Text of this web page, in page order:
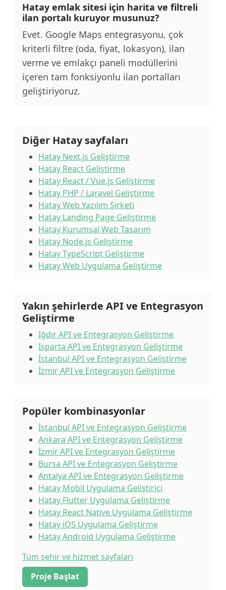
Hatay emlak sitesi için harita ve filtreli
ilan portalı kuruyor musunuz?
Evet. Google Maps entegrasyonu, çok
kriterli filtre (oda, fiyat, lokasyon), ilan
verme ve emlakçı paneli modüllerini
içeren tam fonksiyonlu ilan portalları
geliştiriyoruz.
Diğer Hatay sayfaları
Hatay Next.js Geliştirme
Hatay React Geliştirme
Hatay React / Vue.js Geliştirme
Hatay PHP / Laravel Geliştirme
Hatay Web Yazılım Şirketi
Hatay Landing Page Geliştirme
Hatay Kurumsal Web Tasarım
Hatay Node.js Geliştirme
Hatay TypeScript Geliştirme
Hatay Web Uygulama Geliştirme
Yakın şehirlerde API ve Entegrasyon
Geliştirme
Iğdır API ve Entegrasyon Geliştirme
Isparta API ve Entegrasyon Geliştirme
İstanbul API ve Entegrasyon Geliştirme
İzmir API ve Entegrasyon Geliştirme
Popüler kombinasyonlar
İstanbul API ve Entegrasyon Geliştirme
Ankara API ve Entegrasyon Geliştirme
İzmir API ve Entegrasyon Geliştirme
Bursa API ve Entegrasyon Geliştirme
Antalya API ve Entegrasyon Geliştirme
Hatay Mobil Uygulama Geliştirici
Hatay Flutter Uygulama Geliştirme
Hatay React Native Uygulama Geliştirme
Hatay iOS Uygulama Geliştirme
Hatay Android Uygulama Geliştirme
Tüm şehir ve hizmet sayfaları
Proje Başlat